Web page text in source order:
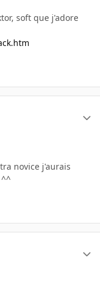
soft que j'adore
novice j'aurais
^^